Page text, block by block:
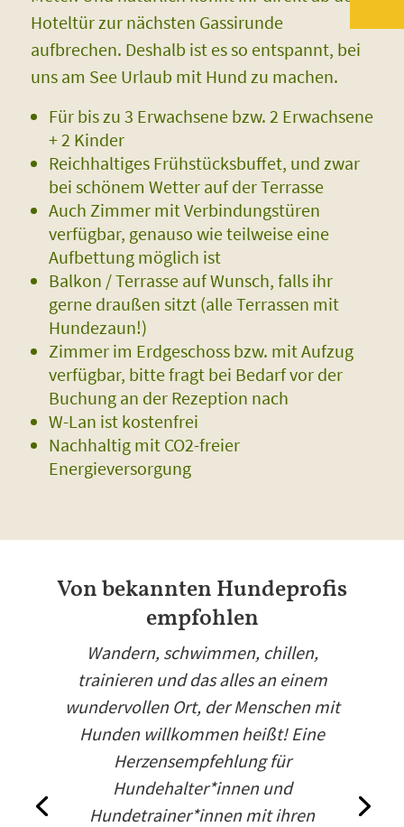
Hoteltür zur nächsten Gassirunde
aufbrechen. Deshalb ist es so entspannt, bei
uns am See Urlaub mit Hund zu machen.
Für bis zu 3 Erwachsene bzw. 2 Erwachsene
+ 2 Kinder
Reichhaltiges Frühstücksbuffet, und zwar
bei schönem Wetter auf der Terrasse
Auch Zimmer mit Verbindungstüren
verfügbar, genauso wie teilweise eine
Aufbettung möglich ist
Balkon / Terrasse auf Wunsch, falls ihr
gerne draußen sitzt (alle Terrassen mit
Hundezaun!)
Zimmer im Erdgeschoss bzw. mit Aufzug
verfügbar, bitte fragt bei Bedarf vor der
Buchung an der Rezeption nach
W-Lan ist kostenfrei
Nachhaltig mit CO2-freier
Energieversorgung
Von bekannten Hundeprofis
empfohlen
Wandern, schwimmen, chillen,
trainieren und das alles an einem
wundervollen Ort, der Menschen mit
Hunden willkommen heißt! Eine
Herzensempfehlung für
Hundehalter*innen und
Hundetrainer*innen mit ihren